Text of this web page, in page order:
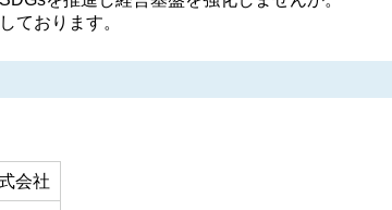
ております。
会社